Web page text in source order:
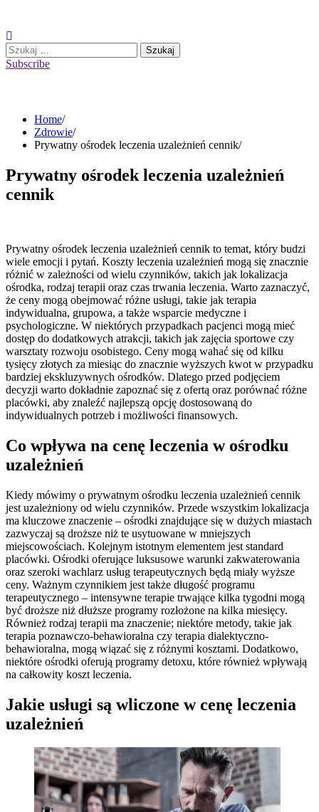
content
Szukaj:
Subscribe
Home
Zdrowie
Prywatny ośrodek leczenia uzależnień cennik
Prywatny ośrodek leczenia uzależnień
cennik
Prywatny ośrodek leczenia uzależnień cennik to temat, który budzi
wiele emocji i pytań. Koszty leczenia uzależnień mogą się znacznie
różnić w zależności od wielu czynników, takich jak lokalizacja
ośrodka, rodzaj terapii oraz czas trwania leczenia. Warto zaznaczyć,
że ceny mogą obejmować różne usługi, takie jak terapia
indywidualna, grupowa, a także wsparcie medyczne i
psychologiczne. W niektórych przypadkach pacjenci mogą mieć
dostęp do dodatkowych atrakcji, takich jak zajęcia sportowe czy
warsztaty rozwoju osobistego. Ceny mogą wahać się od kilku
tysięcy złotych za miesiąc do znacznie wyższych kwot w przypadku
bardziej ekskluzywnych ośrodków. Dlatego przed podjęciem
decyzji warto dokładnie zapoznać się z ofertą oraz porównać różne
placówki, aby znaleźć najlepszą opcję dostosowaną do
indywidualnych potrzeb i możliwości finansowych.
Co wpływa na cenę leczenia w ośrodku
uzależnień
Kiedy mówimy o prywatnym ośrodku leczenia uzależnień cennik
jest uzależniony od wielu czynników. Przede wszystkim lokalizacja
ma kluczowe znaczenie – ośrodki znajdujące się w dużych miastach
zazwyczaj są droższe niż te usytuowane w mniejszych
miejscowościach. Kolejnym istotnym elementem jest standard
placówki. Ośrodki oferujące luksusowe warunki zakwaterowania
oraz szeroki wachlarz usług terapeutycznych będą miały wyższe
ceny. Ważnym czynnikiem jest także długość programu
terapeutycznego – intensywne terapie trwające kilka tygodni mogą
być droższe niż dłuższe programy rozłożone na kilka miesięcy.
Również rodzaj terapii ma znaczenie; niektóre metody, takie jak
terapia poznawczo-behawioralna czy terapia dialektyczno-
behawioralna, mogą wiązać się z różnymi kosztami. Dodatkowo,
niektóre ośrodki oferują programy detoxu, które również wpływają
na całkowity koszt leczenia.
Jakie usługi są wliczone w cenę leczenia
uzależnień